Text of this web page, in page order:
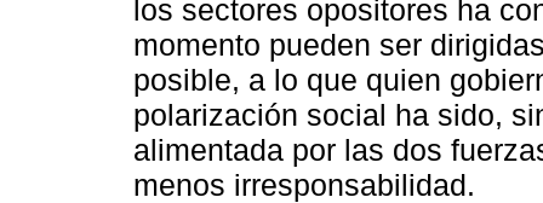
los sectores opositores ha
momento pueden ser
posible, a lo que quien
polarización social ha sido,
alimentada por las dos
menos irresponsabilidad.